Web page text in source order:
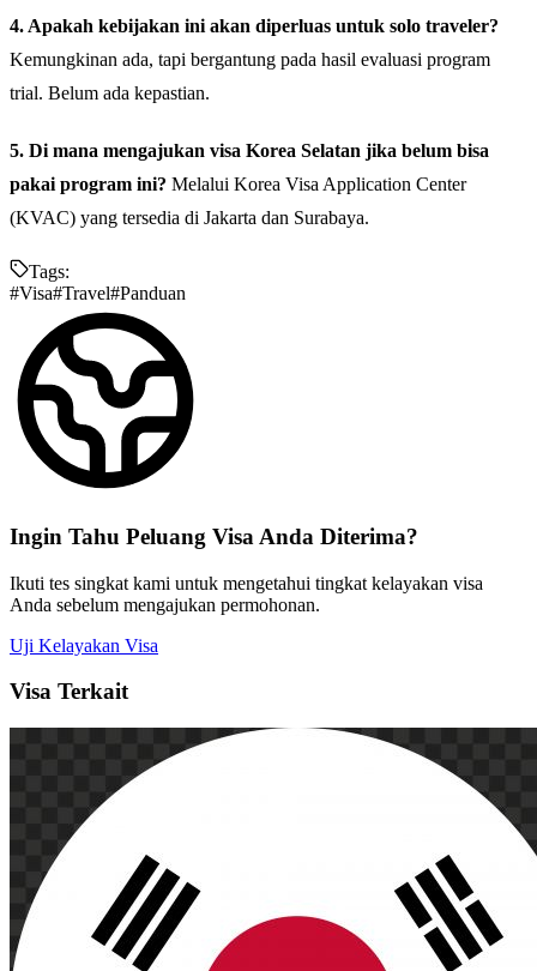
4. Apakah kebijakan ini akan diperluas untuk solo traveler?
Kemungkinan ada, tapi bergantung pada hasil evaluasi program
trial. Belum ada kepastian.
5. Di mana mengajukan visa Korea Selatan jika belum bisa
pakai program ini? Melalui Korea Visa Application Center
(KVAC) yang tersedia di Jakarta dan Surabaya.
Tags:
#Visa#Travel#Panduan
Ingin Tahu Peluang Visa Anda Diterima?
Ikuti tes singkat kami untuk mengetahui tingkat kelayakan visa
Anda sebelum mengajukan permohonan.
Uji Kelayakan Visa
Visa Terkait